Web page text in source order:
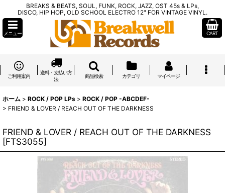
BREAKS & BEATS, SOUL, FUNK, ROCK, JAZZ, OST 45s & LPs,
DISCO, HIP HOP, OLD SCHOOL ELECTRO 12" FOR VINTAGE VINYL.
メニュー CART
ご利用案内
送料・支払い方
法
商品検索 カテゴリ マイページ
ホーム > ROCK / POP LPs > ROCK / POP -ABCDEF-
> FRIEND & LOVER / REACH OUT OF THE DARKNESS
FRIEND & LOVER / REACH OUT OF THE DARKNESS
[FTS3055]